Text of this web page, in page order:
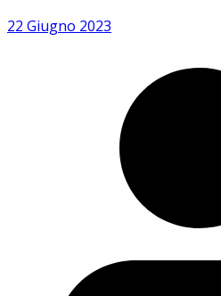
22 Giugno 2023